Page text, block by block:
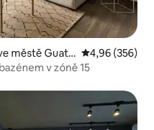
městě Guate Průměrné
4,96 (356)
v zóně 15